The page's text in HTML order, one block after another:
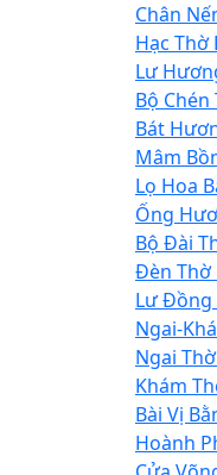
Chân
Hạc
Lư
Bộ
Bát
Mâm
Lọ Hoa
Ống
Bộ Đài
Đèn Thờ
Lư
Ngai-
Ngai
Khám
Bài Vị
Hoành